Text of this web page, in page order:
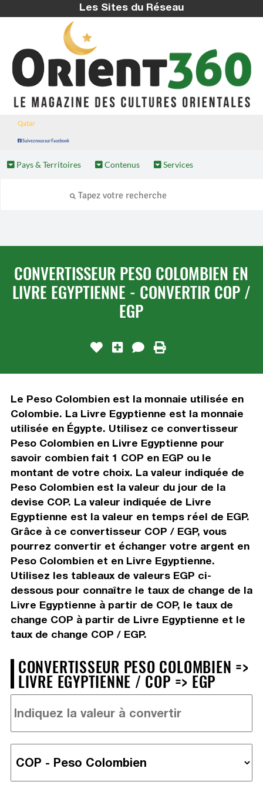
Les Sites du Réseau
Qatar
Suivez nous sur Facebook
Pays & Territoires Contenus Services
CONVERTISSEUR PESO COLOMBIEN EN
LIVRE EGYPTIENNE - CONVERTIR COP /
EGP
Le Peso Colombien est la monnaie utilisée en
Colombie. La Livre Egyptienne est la monnaie
utilisée en Égypte. Utilisez ce convertisseur
Peso Colombien en Livre Egyptienne pour
savoir combien fait 1 COP en EGP ou le
montant de votre choix. La valeur indiquée de
Peso Colombien est la valeur du jour de la
devise COP. La valeur indiquée de Livre
Egyptienne est la valeur en temps réel de EGP.
Grâce à ce convertisseur COP / EGP, vous
pourrez convertir et échanger votre argent en
Peso Colombien et en Livre Egyptienne.
Utilisez les tableaux de valeurs EGP ci-
dessous pour connaître le taux de change de la
Livre Egyptienne à partir de COP, le taux de
change COP à partir de Livre Egyptienne et le
taux de change COP / EGP.
CONVERTISSEUR PESO COLOMBIEN =>
LIVRE EGYPTIENNE / COP => EGP